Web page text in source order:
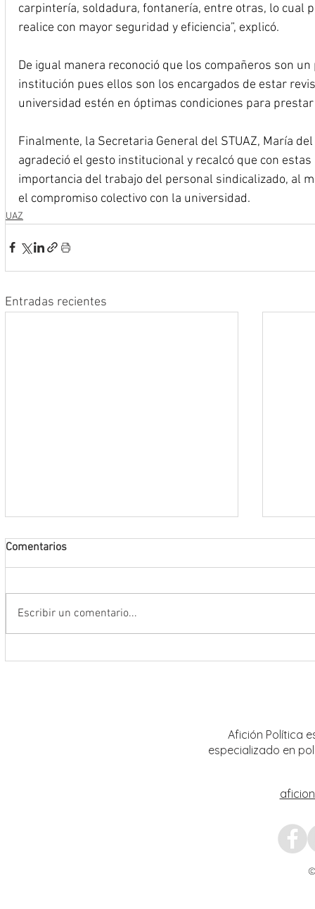
carpintería, soldadura, fontanería, entre otras, lo cual
realice con mayor seguridad y eficiencia”, explicó.
De igual manera reconoció que los compañeros son
institución pues ellos son los encargados de estar
universidad estén en óptimas condiciones para
Finalmente, la Secretaria General del STUAZ, María
agradeció el gesto institucional y recalcó que con
importancia del trabajo del personal sindicalizado, al
el compromiso colectivo con la universidad.
UAZ
Entradas recientes
Comentarios
Escribir un comentario...
Afición Política
especializado en